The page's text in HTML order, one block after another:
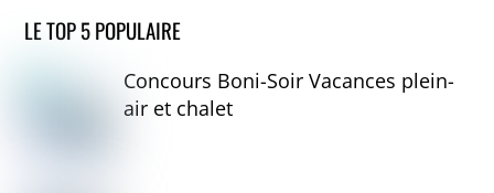
LE TOP 5 POPULAIRE
Concours Boni-Soir Vacances plein-
air et chalet